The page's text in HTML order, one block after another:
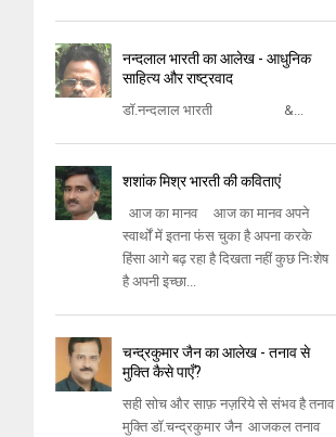
नन्दलाल भारती का आलेख - आधुनिक
साहित्य और राष्ट्रवाद
डॉ.नन्दलाल भारती &...
शशांक मिश्र भारती की कविताएं
आज का मानव आज का मानव अपने
स्‍वार्थों में इतना फंस चुका है अपना करके
हिंसा आगे बढ़ रहा है दिखता नहीं कुछ निःशेष
है अपनी इच्‍छा...
चन्द्रकुमार जैन का आलेख - तनाव से
मुक्ति कैसे पाएँ?
सही सोच और साफ़ नज़रिये से संभव है तनाव
मुक्ति डॉ.चन्द्रकुमार जैन आजकल तनाव